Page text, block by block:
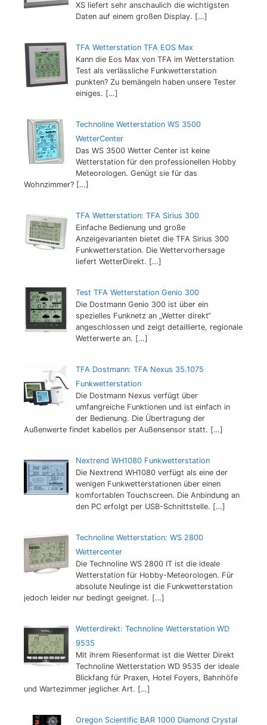
XS liefert sehr anschaulich die wichtigsten
Daten auf einem großen Display. […]
TFA Wetterstation TFA EOS Max
Kann die Eos Max von TFA im Wetterstation
Test als verlässliche Funkwetterstation
punkten? Zu bemängeln haben unsere Tester
einiges. […]
Technoline Wetterstation WS 3500
WetterCenter
Das WS 3500 Wetter Center ist keine
Wetterstation für den professionellen Hobby
Meteorologen. Genügt sie für das
Wohnzimmer? […]
TFA Wetterstation: TFA Sirius 300
Einfache Bedienung und große
Anzeigevarianten bietet die TFA Sirius 300
Funkwetterstation. Die Wettervorhersage
liefert WetterDirekt. […]
Test TFA Wetterstation Genio 300
Die Dostmann Genio 300 ist über ein
spezielles Funknetz an „Wetter direkt“
angeschlossen und zeigt detaillierte, regionale
Wetterwerte an. […]
TFA Dostmann: TFA Nexus 35.1075
Funkwetterstation
Die Dostmann Nexus verfügt über
umfangreiche Funktionen und ist einfach in
der Bedienung. Die Übertragung der
Außenwerte findet kabellos per Außensensor statt. […]
Nextrend WH1080 Funkwetterstation
Die Nextrend WH1080 verfügt als eine der
wenigen Funkwetterstationen über einen
komfortablen Touchscreen. Die Anbindung an
den PC erfolgt per USB-Schnittstelle. […]
Technoline Wetterstation: WS 2800
Wettercenter
Die Technoline WS 2800 IT ist die ideale
Wetterstation für Hobby-Meteorologen. Für
absolute Neulinge ist die Funkwetterstation
jedoch leider nur bedingt geeignet. […]
Wetterdirekt: Technoline Wetterstation WD
9535
Mit ihrem Riesenformat ist die Wetter Direkt
Technoline Wetterstation WD 9535 der ideale
Blickfang für Praxen, Hotel Foyers, Bahnhöfe
und Wartezimmer jeglicher Art. […]
Oregon Scientific BAR 1000 Diamond Crystal